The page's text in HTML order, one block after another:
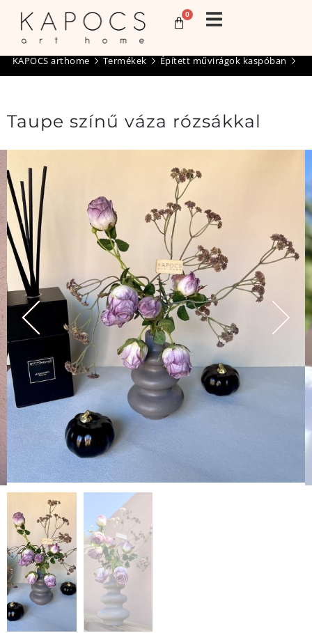
0
KAPOCS arthome Termékek Épített művirágok kaspóban
Taupe színű váza rózsákkal